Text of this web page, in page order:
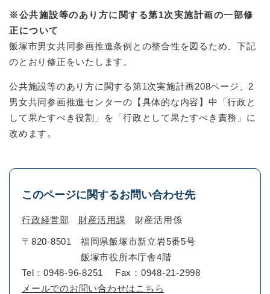
※公共施設等のあり方に関する第1次実施計画の一部修
正について
飯塚市男女共同参画推進条例との整合性を図るため、下記
のとおり修正をいたします。
公共施設等のあり方に関する第1次実施計画208ページ、2
男女共同参画推進センターの【具体的な内容】中「行政と
して果たすべき役割」を「行政として果たすべき責務」に
改めます。
このページに関するお問い合わせ先
行政経営部 財産活用課 財産活用係
〒820-8501
福岡県飯塚市新立岩5番5号
飯塚市役所本庁舎4階
Tel：0948-96-8251
Fax：0948-21-2998
メールでのお問い合わせはこちら